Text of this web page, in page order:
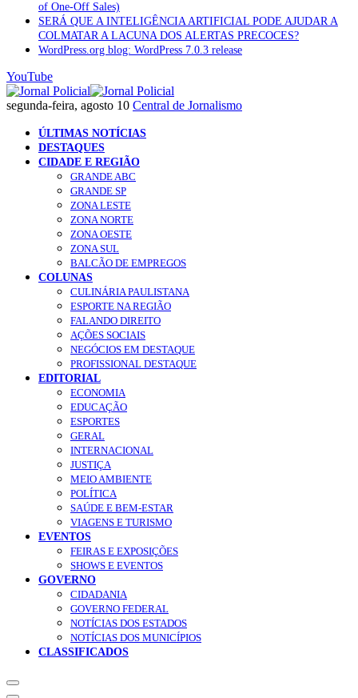
of One-Off Sales)
SERÁ QUE A INTELIGÊNCIA ARTIFICIAL PODE AJUDAR A
COLMATAR A LACUNA DOS ALERTAS PRECOCES?
WordPress.org blog: WordPress 7.0.3 release
YouTube
segunda-feira, agosto 10 Central de Jornalismo
ÚLTIMAS NOTÍCIAS
DESTAQUES
CIDADE E REGIÃO
GRANDE ABC
GRANDE SP
ZONA LESTE
ZONA NORTE
ZONA OESTE
ZONA SUL
BALCÃO DE EMPREGOS
COLUNAS
CULINÁRIA PAULISTANA
ESPORTE NA REGIÃO
FALANDO DIREITO
AÇÕES SOCIAIS
NEGÓCIOS EM DESTAQUE
PROFISSIONAL DESTAQUE
EDITORIAL
ECONOMIA
EDUCAÇÃO
ESPORTES
GERAL
INTERNACIONAL
JUSTIÇA
MEIO AMBIENTE
POLÍTICA
SAÚDE E BEM-ESTAR
VIAGENS E TURISMO
EVENTOS
FEIRAS E EXPOSIÇÕES
SHOWS E EVENTOS
GOVERNO
CIDADANIA
GOVERNO FEDERAL
NOTÍCIAS DOS ESTADOS
NOTÍCIAS DOS MUNICÍPIOS
CLASSIFICADOS